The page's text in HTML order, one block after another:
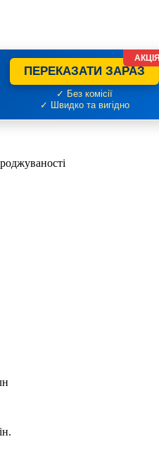
ПЕРЕКАЗАТИ ЗАРАЗ
✓ Без комісії
✓ Швидко та вигідно
АКЦІЯ